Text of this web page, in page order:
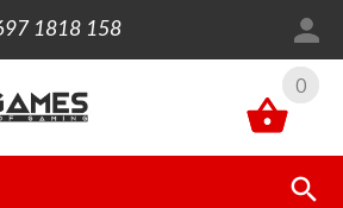
1818 158
0
0